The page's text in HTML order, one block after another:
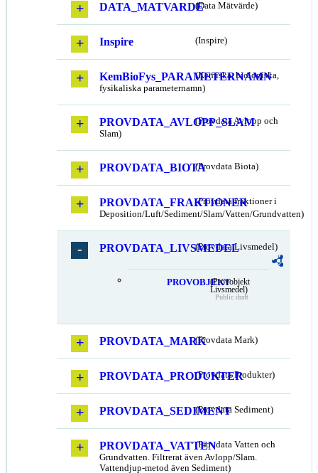
DATA_MATVARDE(Data Mätvärde)
Inspire (Inspire)
KemBioFys_PARAMETERNAMN
(Kemiska, biologiska,
fysikaliska parameternamn)
PROVDATA_AVLOPP_SLAM
(Provdata Avlopp och
Slam)
PROVDATA_BIOTA(Provdata Biota)
PROVDATA_FRAKTIONER
(Provdata fraktioner i
Deposition/Luft/Sediment/Slam/Vatten/Grundvatten)
PROVDATA_LIVSMEDEL
(Provdata Livsmedel)
PROVOBJEKT(Provobjekt
Livsmedel)
Public draft
PROVDATA_MARK(Provdata Mark)
PROVDATA_PRODUKTER
(Provdata Produkter)
PROVDATA_SEDIMENT(Provdata Sediment)
PROVDATA_VATTEN(Provdata Vatten och
Grundvatten. Filtrerat även Avlopp/Slam.
Vattendjup-metod även Sediment)